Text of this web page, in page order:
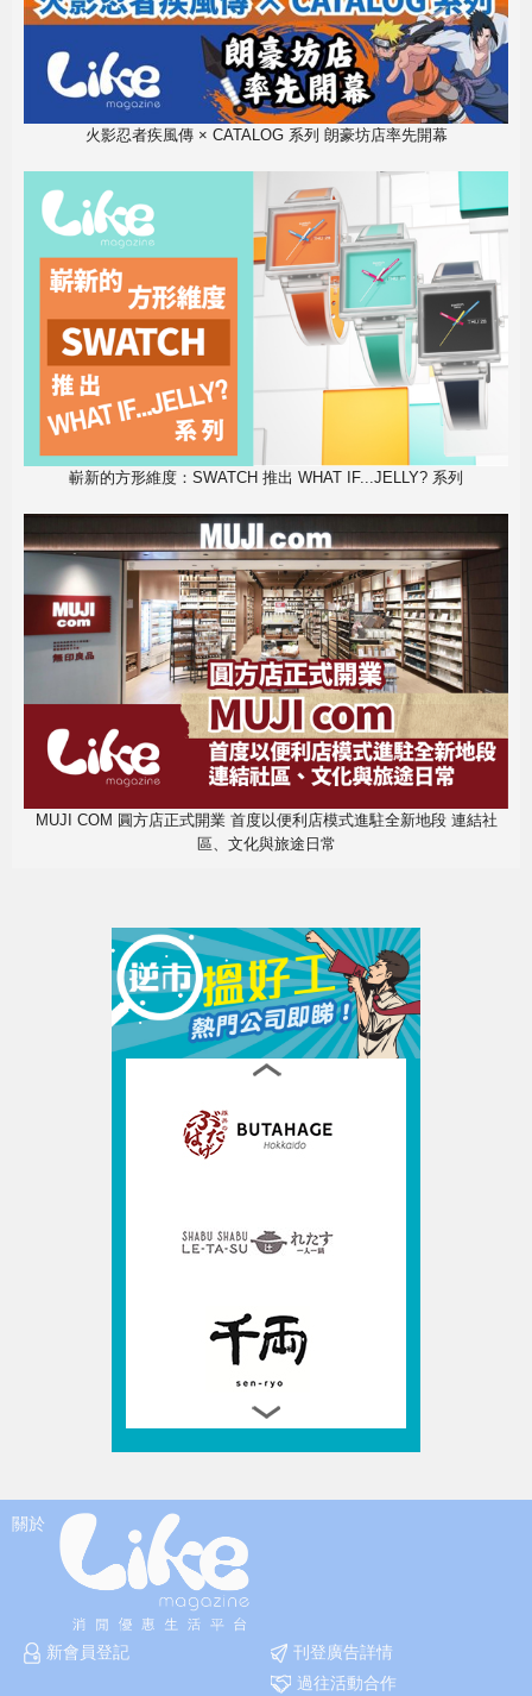
火影忍者疾風傳 × CATALOG 系列 朗豪坊店率先開幕
嶄新的方形維度：SWATCH 推出 WHAT IF...JELLY? 系列
MUJI COM 圓方店正式開業 首度以便利店模式進駐全新地段 連結社
區、文化與旅途日常
關於
新會員登記
刊登廣告詳情
過往活動合作